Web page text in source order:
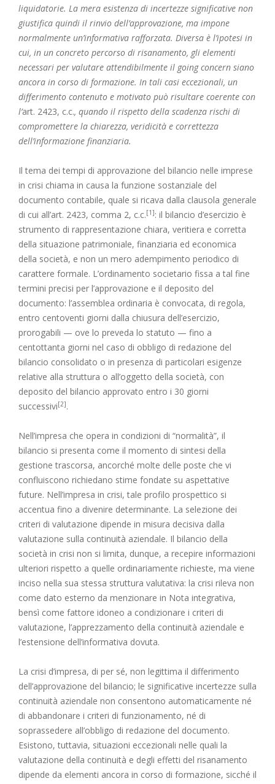
liquidatorie. La mera esistenza di incertezze significative non
giustifica quindi il rinvio dell’approvazione, ma impone
normalmente un’informativa rafforzata. Diversa è l’ipotesi in
cui, in un concreto percorso di risanamento, gli elementi
necessari per valutare attendibilmente il going concern siano
ancora in corso di formazione. In tali casi eccezionali, un
differimento contenuto e motivato può risultare coerente con
l’art. 2423, c.c., quando il rispetto della scadenza rischi di
compromettere la chiarezza, veridicità e correttezza
dell’informazione finanziaria.
Il tema dei tempi di approvazione del bilancio nelle imprese
in crisi chiama in causa la funzione sostanziale del
documento contabile, quale si ricava dalla clausola generale
di cui all’art. 2423, comma 2, c.c.[1]: il bilancio d’esercizio è
strumento di rappresentazione chiara, veritiera e corretta
della situazione patrimoniale, finanziaria ed economica
della società, e non un mero adempimento periodico di
carattere formale. L’ordinamento societario fissa a tal fine
termini precisi per l’approvazione e il deposito del
documento: l’assemblea ordinaria è convocata, di regola,
entro centoventi giorni dalla chiusura dell’esercizio,
prorogabili — ove lo preveda lo statuto — fino a
centottanta giorni nel caso di obbligo di redazione del
bilancio consolidato o in presenza di particolari esigenze
relative alla struttura o all’oggetto della società, con
deposito del bilancio approvato entro i 30 giorni
successivi[2].
Nell’impresa che opera in condizioni di “normalità”, il
bilancio si presenta come il momento di sintesi della
gestione trascorsa, ancorché molte delle poste che vi
confluiscono richiedano stime fondate su aspettative
future. Nell’impresa in crisi, tale profilo prospettico si
accentua fino a divenire determinante. La selezione dei
criteri di valutazione dipende in misura decisiva dalla
valutazione sulla continuità aziendale. Il bilancio della
società in crisi non si limita, dunque, a recepire informazioni
ulteriori rispetto a quelle ordinariamente richieste, ma viene
inciso nella sua stessa struttura valutativa: la crisi rileva non
come dato esterno da menzionare in Nota integrativa,
bensì come fattore idoneo a condizionare i criteri di
valutazione, l’apprezzamento della continuità aziendale e
l’estensione dell’informativa dovuta.
La crisi d’impresa, di per sé, non legittima il differimento
dell’approvazione del bilancio; le significative incertezze sulla
continuità aziendale non consentono automaticamente né
di abbandonare i criteri di funzionamento, né di
soprassedere all’obbligo di redazione del documento.
Esistono, tuttavia, situazioni eccezionali nelle quali la
valutazione della continuità e degli effetti del risanamento
dipende da elementi ancora in corso di formazione, sicché il